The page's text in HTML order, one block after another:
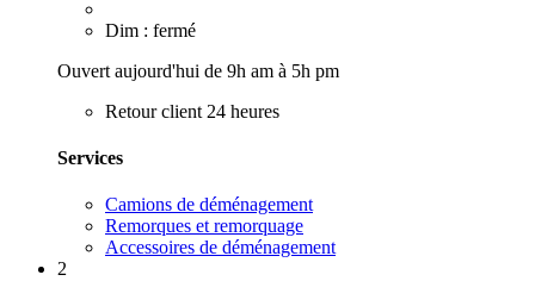
Dim : fermé
Ouvert aujourd'hui de 9h am à 5h pm
Retour client 24 heures
Services
Camions de déménagement
Remorques et remorquage
Accessoires de déménagement
2